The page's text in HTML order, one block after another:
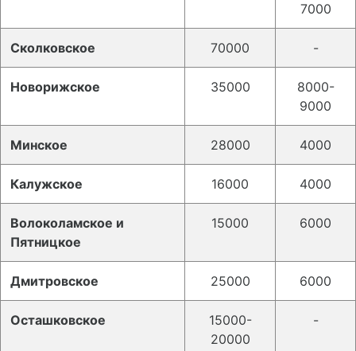
7000
Сколковское 70000 -
Новорижское 35000
8000-
9000
Минское 28000 4000
Калужское 16000 4000
Волоколамское и
Пятницкое
15000 6000
Дмитровское 25000 6000
Осташковское
15000-
20000
-